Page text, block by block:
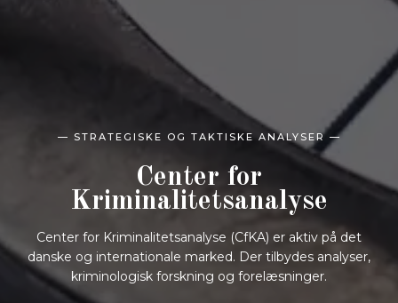
— STRATEGISKE OG TAKTISKE ANALYSER —
Center for
Kriminalitetsanalyse
Center for Kriminalitetsanalyse (CfKA) er aktiv på det
danske og internationale marked. Der tilbydes analyser,
kriminologisk forskning og forelæsninger.